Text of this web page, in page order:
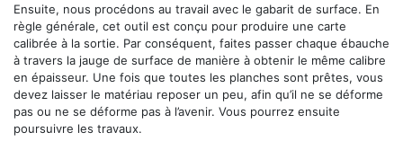
Ensuite, nous procédons au travail avec le gabarit de surface. En
règle générale, cet outil est conçu pour produire une carte
calibrée à la sortie. Par conséquent, faites passer chaque ébauche
à travers la jauge de surface de manière à obtenir le même calibre
en épaisseur. Une fois que toutes les planches sont prêtes, vous
devez laisser le matériau reposer un peu, afin qu’il ne se déforme
pas ou ne se déforme pas à l’avenir. Vous pourrez ensuite
poursuivre les travaux.